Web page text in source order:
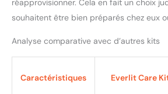
minimum de
Chaque
guidant de
réapprovisionner. Cela en fait un choix
souhaitent être bien préparés chez eux
Analyse comparative avec d’autres kits
Caractéristiques Everlit Care